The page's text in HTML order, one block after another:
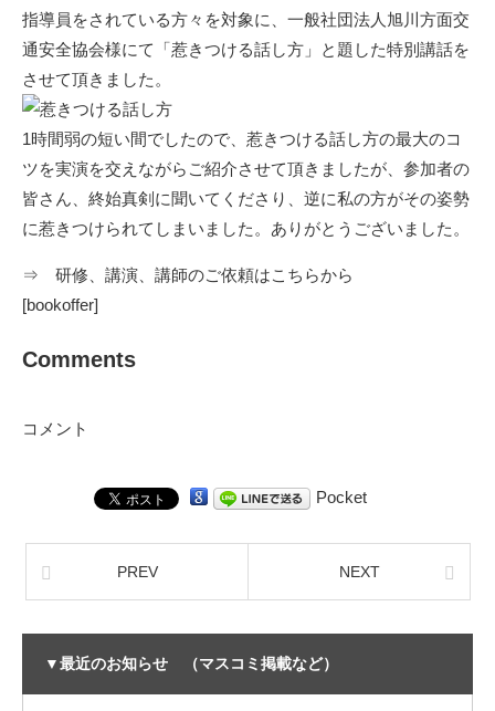
指導員をされている方々を対象に、一般社団法人旭川方面交
通安全協会様にて「惹きつける話し方」と題した特別講話を
させて頂きました。
1時間弱の短い間でしたので、惹きつける話し方の最大のコ
ツを実演を交えながらご紹介させて頂きましたが、参加者の
皆さん、終始真剣に聞いてくださり、逆に私の方がその姿勢
に惹きつけられてしまいました。ありがとうございました。
⇒ 研修、講演、講師のご依頼はこちらから
[bookoffer]
Comments
コメント
Pocket
PREV NEXT
▼最近のお知らせ （マスコミ掲載など）